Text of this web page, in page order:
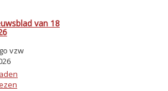
van 18
vzw